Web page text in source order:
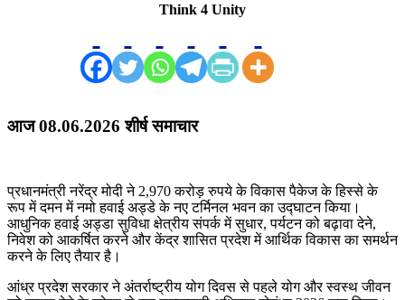
Think 4 Unity
आज 08.06.2026 शीर्ष समाचार
प्रधानमंत्री नरेंद्र मोदी ने 2,970 करोड़ रुपये के विकास पैकेज के हिस्से के
रूप में दमन में नमो हवाई अड्डे के नए टर्मिनल भवन का उद्घाटन किया।
आधुनिक हवाई अड्डा सुविधा क्षेत्रीय संपर्क में सुधार, पर्यटन को बढ़ावा देने,
निवेश को आकर्षित करने और केंद्र शासित प्रदेश में आर्थिक विकास का समर्थन
करने के लिए तैयार है।
आंध्र प्रदेश सरकार ने अंतर्राष्ट्रीय योग दिवस से पहले योग और स्वस्थ जीवन